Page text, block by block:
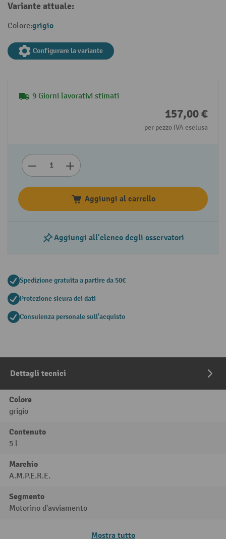
Variante attuale:
Colore:grigio
Configurare la variante
9 Giorni lavorativi stimati
157,00 €
per pezzo IVA esclusa
Aggiungi al carrello
Aggiungi all'elenco degli osservatori
Spedizione gratuita a partire da 50€
Protezione sicura dei dati
Consulenza personale sull'acquisto
Dettagli tecnici
Colore
grigio
Contenuto
5 l
Marchio
A.M.P.E.R.E.
Segmento
Motorino d'avviamento
Mostra tutto